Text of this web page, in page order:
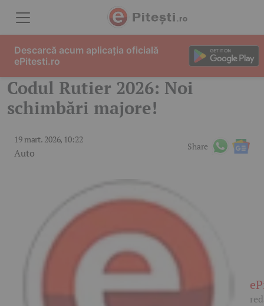
Codul Rutier 2026: Noi
schimbări majore!
19 mart. 2026, 10:22
Auto
Share
Descarcă acum aplicația oficială
ePitesti.ro